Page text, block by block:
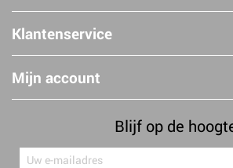
Klantenservice
Mijn account
Blijf op de